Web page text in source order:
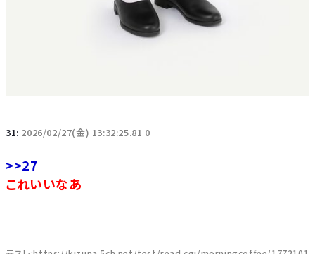
31: 2026/02/27(金) 13:32:25.81 0
>>27
これいいなあ